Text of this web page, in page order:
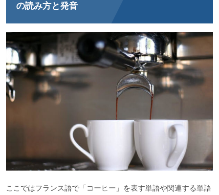
の読み方と発音
ここではフランス語で「コーヒー」を表す単語や関連する単語